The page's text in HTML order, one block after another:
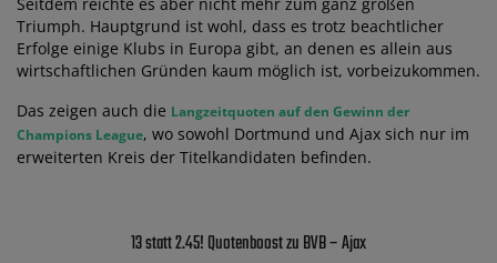
Triumph. Hauptgrund ist wohl, dass es trotz beachtlicher
Erfolge einige Klubs in Europa gibt, an denen es allein aus
wirtschaftlichen Gründen kaum möglich ist, vorbeizukommen.
Das zeigen auch die Langzeitquoten auf den Gewinn der
Champions League, wo sowohl Dortmund und Ajax sich nur im
erweiterten Kreis der Titelkandidaten befinden.
13 statt 2.45! Quotenboost zu BVB – Ajax